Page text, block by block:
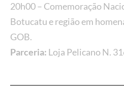
20h00 – Comemoração
Botucatu e região em
GOB.
Parceria: Loja Pelicano N.